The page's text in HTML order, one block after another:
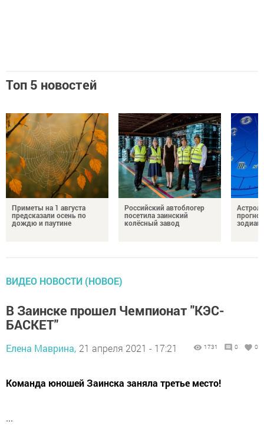
Топ 5 новостей
Приметы на 1 августа
предсказали осень по
дождю и паутине
Российский автоблогер
посетила заинский
колёсный завод
зодиака
ВИДЕО НОВОСТИ (НОВОЕ)
В Заинске прошел Чемпионат "КЭС-
БАСКЕТ"
Елена Маврина, 21 апреля 2021 - 17:21 1731 0 0
Команда юношей Заинска заняла третье место!
...